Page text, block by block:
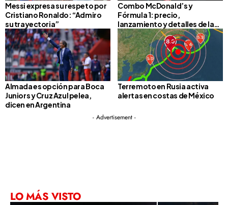
Messi expresa su respeto por
Cristiano Ronaldo: “Admiro
su trayectoria”
Combo McDonald’s y
Fórmula 1: precio,
lanzamiento y detalles de la
nueva colección en México
Almada es opción para Boca
Juniors y Cruz Azul pelea,
dicen en Argentina
Terremoto en Rusia activa
alertas en costas de México
- Advertisement -
LO MÁS VISTO